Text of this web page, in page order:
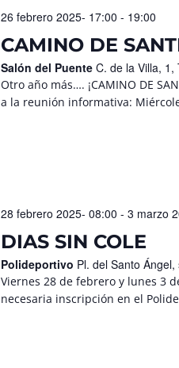
CAMINO DE
26 febrero 2025- 17:00 - 19:00
Salón del Puente C. de la Villa,
Otro año más…. ¡CAMINO DE
a la reunión informativa:
DIAS SIN COLE
28 febrero 2025- 08:00 - 3 marzo
Polideportivo Pl. del Santo
Viernes 28 de febrero y lunes 3
necesaria inscripción en el